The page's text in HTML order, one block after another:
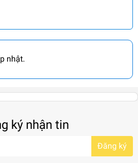
nhật.
ký nhận tin
Đăng ký